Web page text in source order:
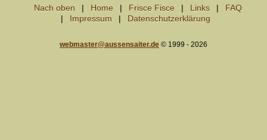
Nach oben Home Frisce Fisce Links
FAQ
Impressum
Datenschutzerklärung
webmaster@aussensaiter.de © 1999 - 2026